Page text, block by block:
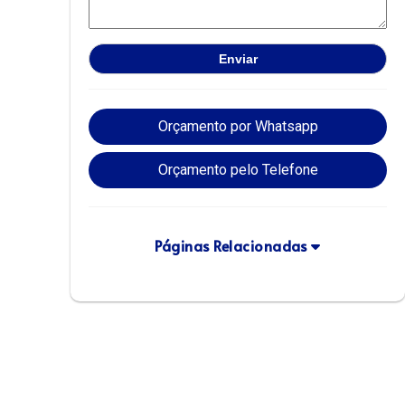
Orçamento por Whatsapp
Orçamento pelo Telefone
Páginas Relacionadas